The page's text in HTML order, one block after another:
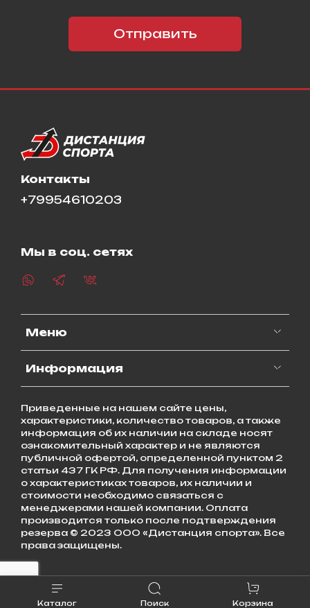
Отправить
Меню
Информация
Контакты
+79954610203
Мы в соц. сетях
Приведенные на нашем сайте цены,
характеристики, количество товаров, а также
информация об их наличии на складе носят
ознакомительный характер и не являются
публичной офертой, определенной пунктом 2
статьи 437 ГК РФ. Для получения информации
о характеристиках товаров, их наличии и
стоимости необходимо связаться с
менеджерами нашей компании. Оплата
производится только после подтверждения
резерва © 2023 ООО «Дистанция спорта». Все
права защищены.
Каталог Поиск Корзина